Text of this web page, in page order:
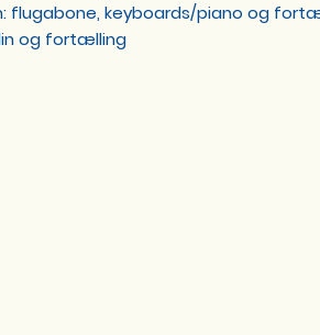
flugabone, keyboards/piano og
og fortælling